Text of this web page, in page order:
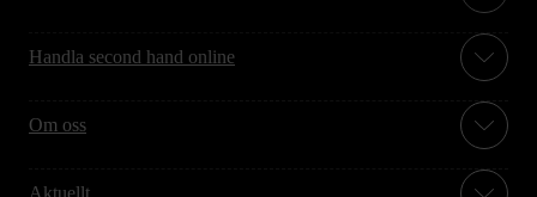
Handla second hand online
Om oss
Aktuellt